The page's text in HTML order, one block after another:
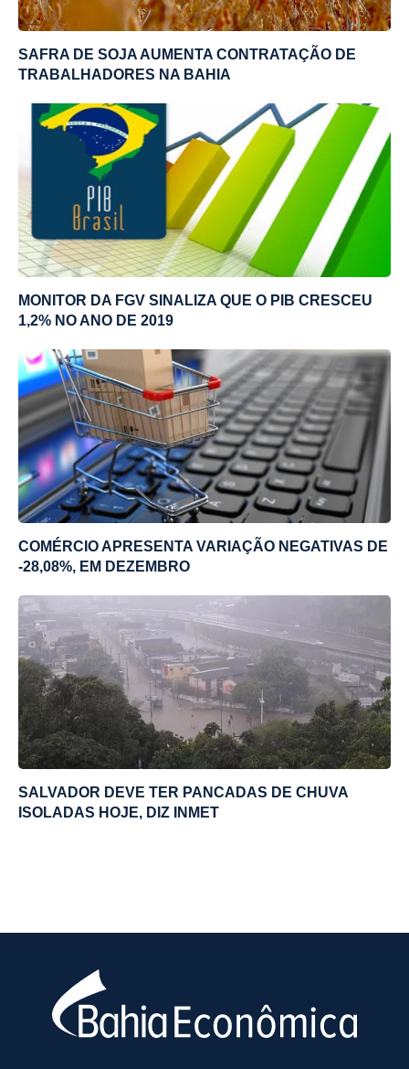
SAFRA DE SOJA AUMENTA CONTRATAÇÃO DE
TRABALHADORES NA BAHIA
MONITOR DA FGV SINALIZA QUE O PIB CRESCEU
1,2% NO ANO DE 2019
COMÉRCIO APRESENTA VARIAÇÃO NEGATIVAS DE
-28,08%, EM DEZEMBRO
SALVADOR DEVE TER PANCADAS DE CHUVA
ISOLADAS HOJE, DIZ INMET